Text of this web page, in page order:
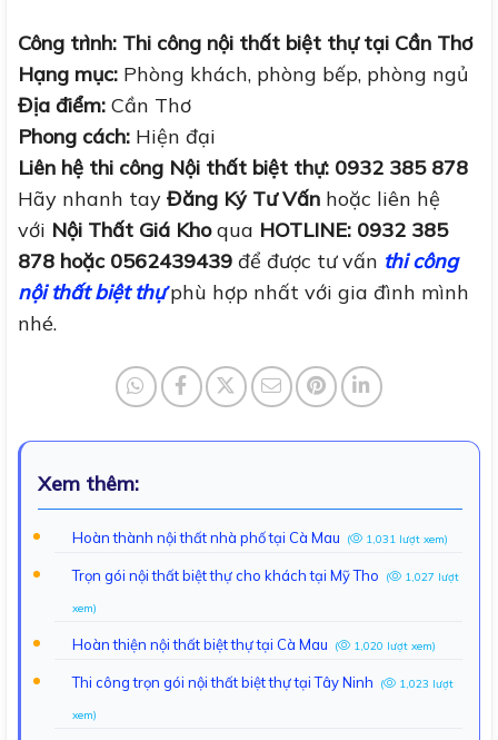
Công trình: Thi công nội thất biệt thự tại Cần Thơ
Hạng mục: Phòng khách, phòng bếp, phòng ngủ
Địa điểm: Cần Thơ
Phong cách: Hiện đại
Liên hệ thi công Nội thất biệt thự: 0932 385 878
Hãy nhanh tay Đăng Ký Tư Vấn hoặc liên hệ
với Nội Thất Giá Khoqua HOTLINE: 0932 385
878 hoặc 0562439439 để được tư vấn thi công
nội thất biệt thựphù hợp nhất với gia đình mình
nhé.
Xem thêm:
Hoàn thành nội thất nhà phố tại Cà Mau ( 1,031 lượt xem)
Trọn gói nội thất biệt thự cho khách tại Mỹ Tho ( 1,027 lượt
xem)
Hoàn thiện nội thất biệt thự tại Cà Mau ( 1,020 lượt xem)
Thi công trọn gói nội thất biệt thự tại Tây Ninh ( 1,023 lượt
xem)